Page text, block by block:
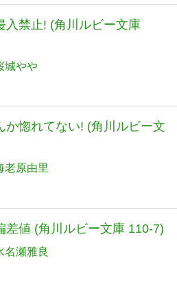
入禁止! (角川ルビー文庫
城やや
か惚れてない! (角川ルビー文
老原由里
差値 (角川ルビー文庫 110-7)
名瀬雅良